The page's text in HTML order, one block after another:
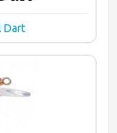
Dart